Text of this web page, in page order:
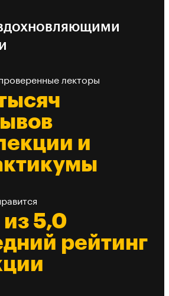
лекторы
и
5,0
рейтинг